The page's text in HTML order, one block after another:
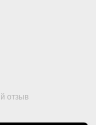
отзыв